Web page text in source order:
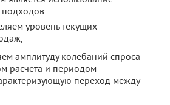
уровень текущих
амплитуду колебаний спроса
расчета и периодом
переход между